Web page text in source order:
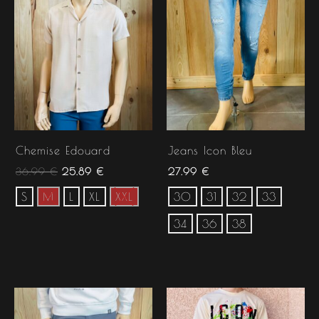
Chemise Edouard
36.99€
36.99 €.
25.89 €
25.89 €.
S M L XL XXL
Jeans Icon Bleu
27.99 €
30 31 32 33
34 36 38